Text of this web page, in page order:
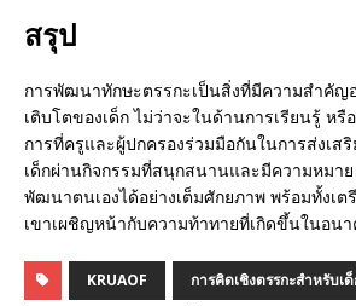
สรุป
การพัฒนาทักษะตรรกะเป็นสิ่งที่มีความสำคัญ
เติบโตของเด็ก ไม่ว่าจะในด้านการเรียนรู้ ห
การที่ครูและผู้ปกครองร่วมมือกันในการส่งเส
เด็กผ่านกิจกรรมที่สนุกสนานและมีความหมา
พัฒนาตนเองได้อย่างเต็มศักยภาพ พร้อมทั้งเ
เขาเผชิญหน้ากับความท้าทายที่เกิดขึ้นในอน
KRUAOF การคิดเชิงตรรกะสำหรับเ